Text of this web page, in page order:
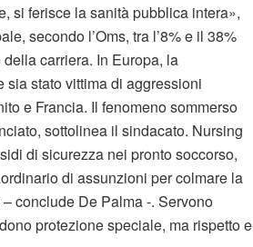
si ferisce la sanità pubblica intera»,
secondo l’Oms, tra l’8% e il 38%
carriera. In Europa, la
sia stato vittima di aggressioni
e Francia. Il fenomeno sommerso
sottolinea il sindacato. Nursing
di sicurezza nei pronto soccorso,
di assunzioni per colmare la
conclude De Palma -. Servono
protezione speciale, ma rispetto e